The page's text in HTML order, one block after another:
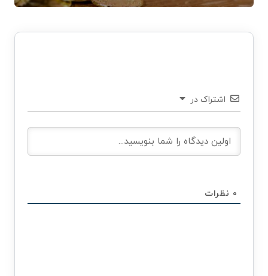
اشتراک در
۰ نظرات